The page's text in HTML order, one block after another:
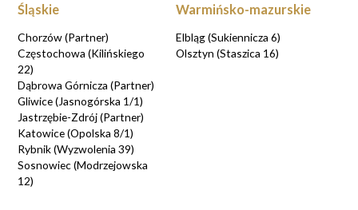
Śląskie
Chorzów (Partner)
Częstochowa (Kilińskiego
22)
Dąbrowa Górnicza (Partner)
Gliwice (Jasnogórska 1/1)
Jastrzębie-Zdrój (Partner)
Katowice (Opolska 8/1)
Rybnik (Wyzwolenia 39)
Sosnowiec (Modrzejowska
12)
Warmińsko-mazurskie
Elbląg (Sukiennicza 6)
Olsztyn (Staszica 16)